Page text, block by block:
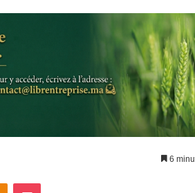
6
Odnoklassniki
Pocket